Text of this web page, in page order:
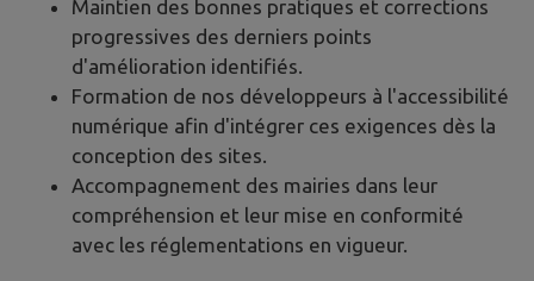
Maintien des bonnes pratiques et corrections
progressives des derniers points
d'amélioration identifiés.
Formation de nos développeurs à l'accessibilité
numérique afin d'intégrer ces exigences dès la
conception des sites.
Accompagnement des mairies dans leur
compréhension et leur mise en conformité
avec les réglementations en vigueur.